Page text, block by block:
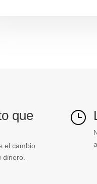
que
el cambio
dinero.
}